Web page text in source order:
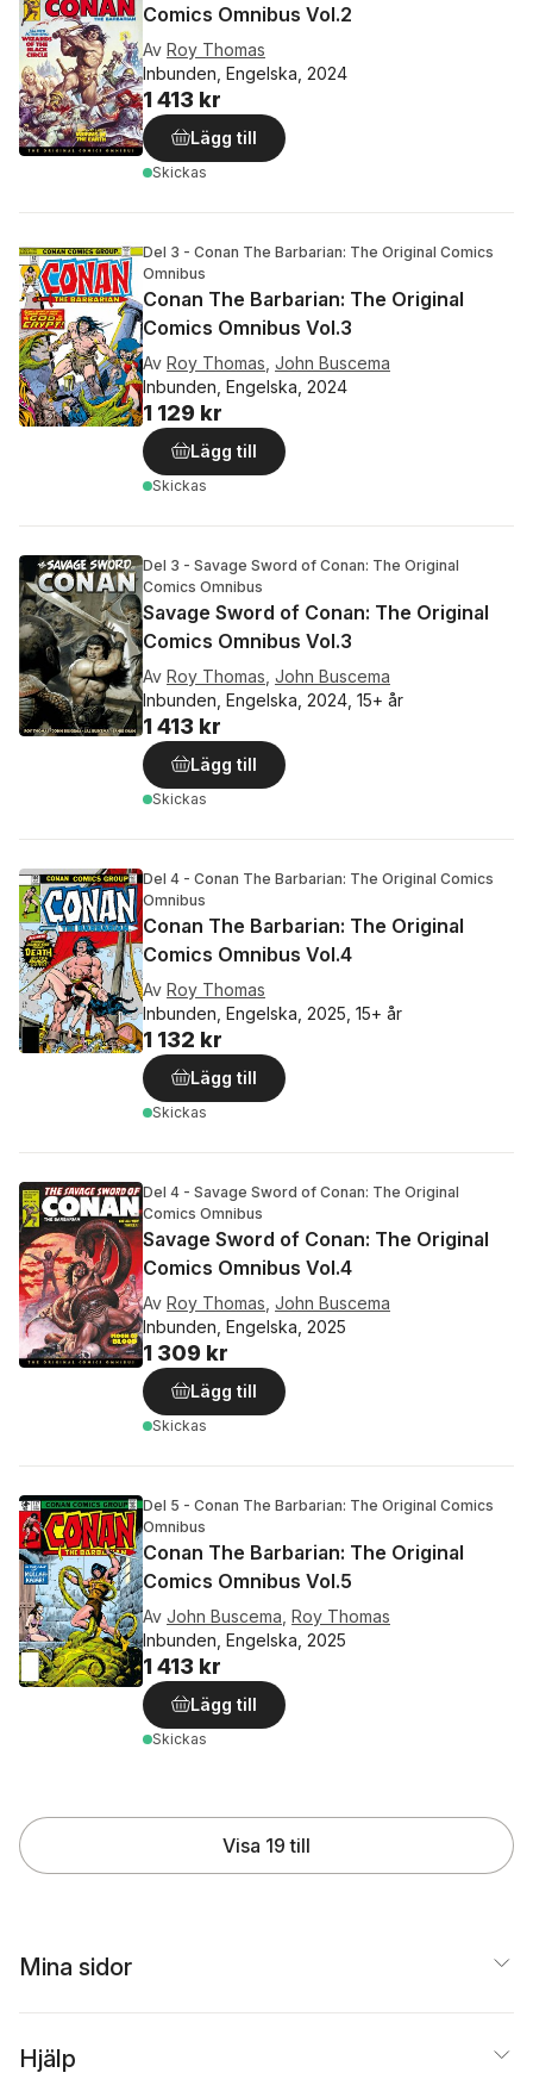
Comics Omnibus Vol.2
Av Roy Thomas
Inbunden, Engelska, 2024
1 413 kr
Lägg till
Skickas
Del 3 - Conan The Barbarian: The Original Comics
Omnibus
Conan The Barbarian: The Original
Comics Omnibus Vol.3
Av Roy Thomas John Buscema
Inbunden, Engelska, 2024
1 129 kr
Lägg till
Skickas
Del 3 - Savage Sword of Conan: The Original
Comics Omnibus
Savage Sword of Conan: The Original
Comics Omnibus Vol.3
Av Roy Thomas John Buscema
Inbunden, Engelska, 2024, 15+ år
1 413 kr
Lägg till
Skickas
Del 4 - Conan The Barbarian: The Original Comics
Omnibus
Conan The Barbarian: The Original
Comics Omnibus Vol.4
Av Roy Thomas
Inbunden, Engelska, 2025, 15+ år
1 132 kr
Lägg till
Skickas
Del 4 - Savage Sword of Conan: The Original
Comics Omnibus
Savage Sword of Conan: The Original
Comics Omnibus Vol.4
Av Roy Thomas John Buscema
Inbunden, Engelska, 2025
1 309 kr
Lägg till
Skickas
Del 5 - Conan The Barbarian: The Original Comics
Omnibus
Conan The Barbarian: The Original
Comics Omnibus Vol.5
Av John Buscema Roy Thomas
Inbunden, Engelska, 2025
1 413 kr
Lägg till
Skickas
Visa 19 till
Mina sidor
Hjälp